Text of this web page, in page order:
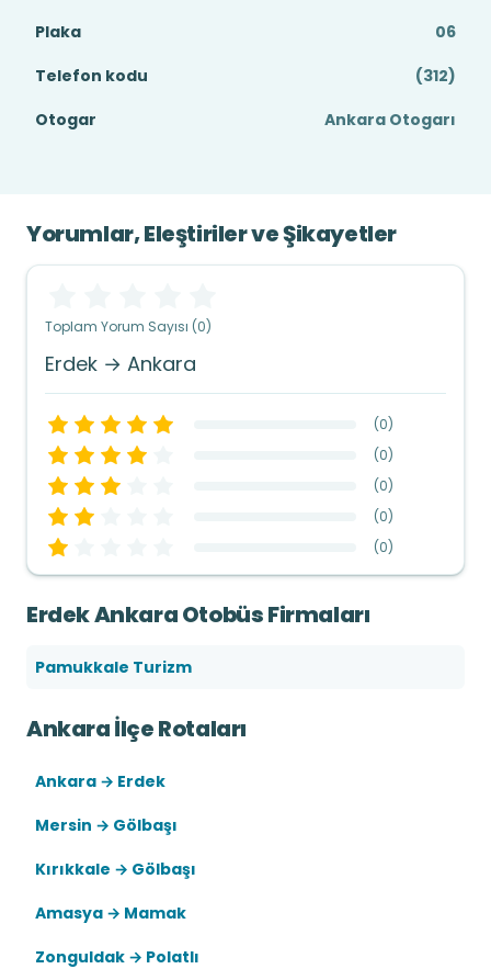
Plaka
06
Telefon kodu
(312)
Otogar
Ankara Otogarı
Yorumlar, Eleştiriler ve Şikayetler
Toplam Yorum Sayısı (0)
Erdek → Ankara
(0)
(0)
(0)
(0)
(0)
Erdek Ankara Otobüs Firmaları
Pamukkale Turizm
Ankara İlçe Rotaları
Ankara → Erdek
Mersin → Gölbaşı
Kırıkkale → Gölbaşı
Amasya → Mamak
Zonguldak → Polatlı